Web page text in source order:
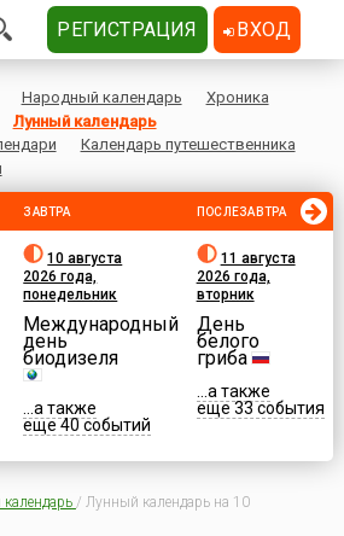
Народный календарь
Хроника
Лунный календарь
Календарь путешественника
ЗАВТРА
10 августа
2026 года,
понедельник
Международный
день
биодизеля
...а также
еще 40 событий
ПОСЛЕЗАВТРА
11 августа
2026 года,
вторник
День
белого
гриба
...а также
еще 33 события
/ Лунный календарь на 10
РЕГИСТРАЦИЯ ВХОД